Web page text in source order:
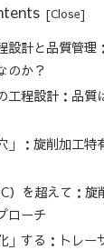
設計と品質管理
のか？
工程設計：品質
」：旋削加工特
）を超えて：旋
ローチ
」する：トレー